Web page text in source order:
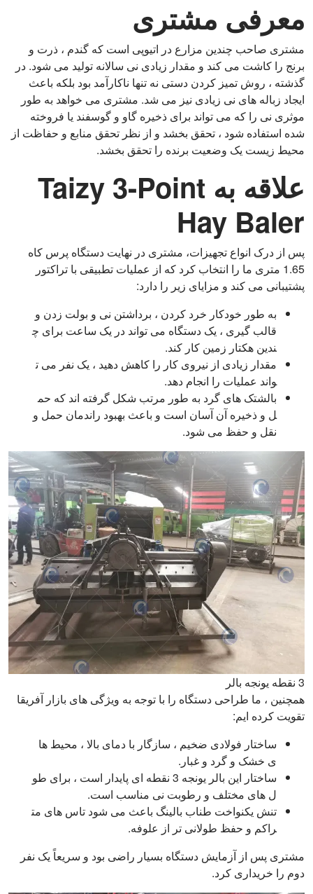
معرفی مشتری
مشتری صاحب چندین مزارع در اتیوپی است که گندم ، ذرت و
برنج را کاشت می کند و مقدار زیادی نی سالانه تولید می شود. در
گذشته ، روش تمیز کردن دستی نه تنها ناکارآمد بود بلکه باعث
ایجاد زباله های نی زیادی نیز می شد. مشتری می خواهد به طور
موثری نی را که می تواند برای ذخیره گاو و گوسفند یا فروخته
شده استفاده شود ، تحقق بخشد و از نظر تحقق منابع و حفاظت از
محیط زیست یک وضعیت برنده را تحقق بخشد.
علاقه به Taizy 3-Point
Hay Baler
پس از درک انواع تجهیزات، مشتری در نهایت دستگاه پرس کاه
1.65 متری ما را انتخاب کرد که از عملیات تطبیقی با تراکتور
پشتیبانی می کند و مزایای زیر را دارد:
به طور خودکار خرد کردن ، برداشتن نی و بولت زدن و
قالب گیری ، یک دستگاه می تواند در یک ساعت برای چ
ندین هکتار زمین کار کند.
مقدار زیادی از نیروی کار را کاهش دهید ، یک نفر می ت
واند عملیات را انجام دهد.
بالشتک های گرد به طور مرتب شکل گرفته اند که حم
ل و ذخیره آن آسان است و باعث بهبود راندمان حمل و
نقل و حفظ می شود.
3 نقطه یونجه بالر
همچنین ، ما طراحی دستگاه را با توجه به ویژگی های بازار آفریقا
تقویت کرده ایم:
ساختار فولادی ضخیم ، سازگار با دمای بالا ، محیط ها
ی خشک و گرد و غبار.
ساختار این بالر یونجه 3 نقطه ای پایدار است ، برای طو
ل های مختلف و رطوبت نی مناسب است.
تنش یکنواخت طناب بالینگ باعث می شود تاس های مت
راکم و حفظ طولانی تر از علوفه.
مشتری پس از آزمایش دستگاه بسیار راضی بود و سریعاً یک نفر
دوم را خریداری کرد.